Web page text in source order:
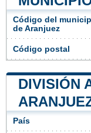
Código del
de Aranjuez
Código postal
DIVISIÓN
País